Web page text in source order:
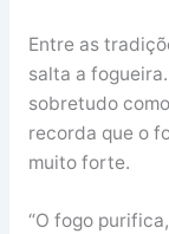
Entre as
salta a
sobretudo
recorda que o
muito forte.
“O fogo